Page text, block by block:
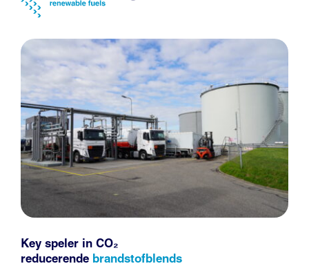
Key speler in CO₂
reducerende brandstofblends